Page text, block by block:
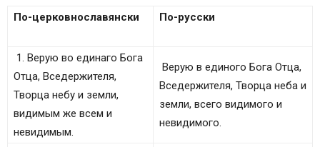
По-церковнославянски По-русски
1. Верую во единаго Бога
Отца, Вседержителя,
Творца небу и земли,
видимым же всем и
невидимым.
Верую в единого Бога Отца,
Вседержителя, Творца неба и
земли, всего видимого и
невидимого.